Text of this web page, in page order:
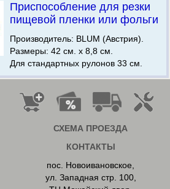
Приспособление для резки
пищевой пленки или фольги
Производитель: BLUM (Австрия).
Размеры: 42 см. х 8,8 см.
Для стандартных рулонов 33 см.
СХЕМА ПРОЕЗДА
КОНТАКТЫ
пос. Новоивановское
ул. Западная стр. 100,